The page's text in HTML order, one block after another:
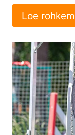
Loe rohkem